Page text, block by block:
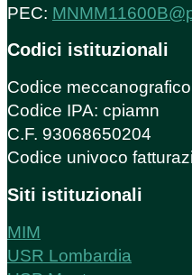
PEC:
Codici istituzionali
Codice
Codice IPA: cpiamn
C.F. 93068650204
Codice univoco
Siti istituzionali
MIM
USR Lombardia